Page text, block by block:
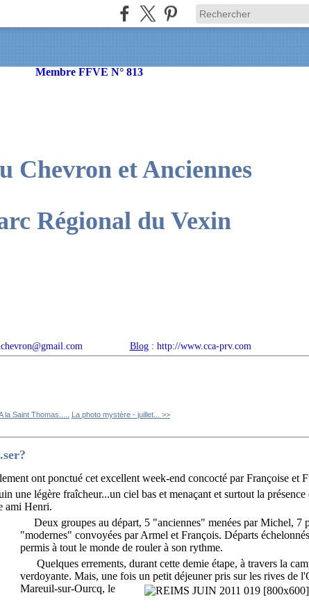
Membre FFVE N° 813
Chevron et Anciennes
Régional du Vexin
Blog: http://www.cca-prv.com
la Saint Thomas..... La photo mystère - juillet... >>
ont ponctué cet excellentweek-end concocté par Françoise et
une légère fraîcheur...un ciel bas et menaçant et surtout la présence
ami Henri.
Deux groupes au départ, 5 "anciennes" menées par Michel, 7
"modernes" convoyées par Armel et François. Départs
permis à tout le monde de rouler à son rythme.
Quelques errements, durant cette demie étape, à travers la
verdoyante. Mais, une fois un petit déjeuner pris sur les rives de
Mareuil-sur-Ourcq, le